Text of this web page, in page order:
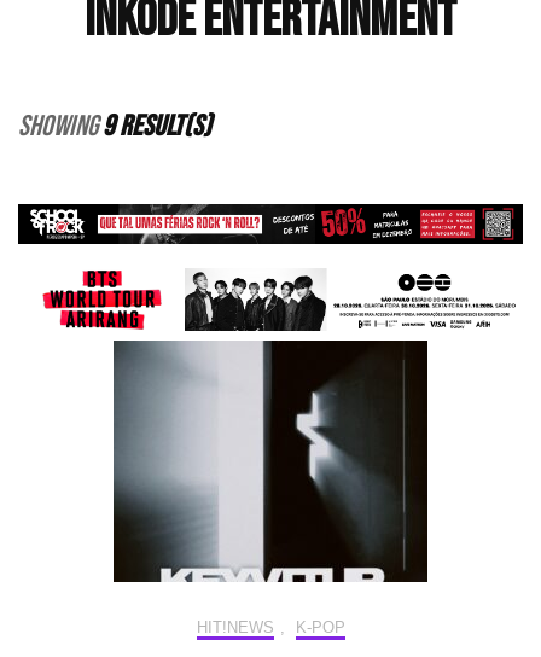
iNKODE Entertainment
Showing9 Result(s)
HIT!NEWS K-POP